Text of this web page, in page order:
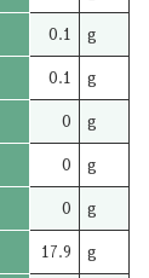
0.1 g
0.1 g
0 g
0 g
0 g
17.9 g